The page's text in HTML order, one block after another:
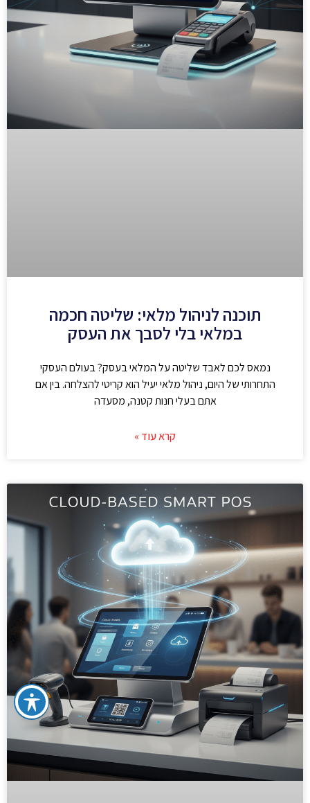
תוכנה לניהול מלאי: שליטה חכמה
במלאי בלי לסבך את העסק
נמאס לכם לאבד שליטה על המלאי בעסק? בעולם העסקי
התחרותי של היום, ניהול מלאי יעיל הוא קריטי להצלחה. בין אם
אתם בעלי חנות קטנה, מסעדה
קרא עוד »